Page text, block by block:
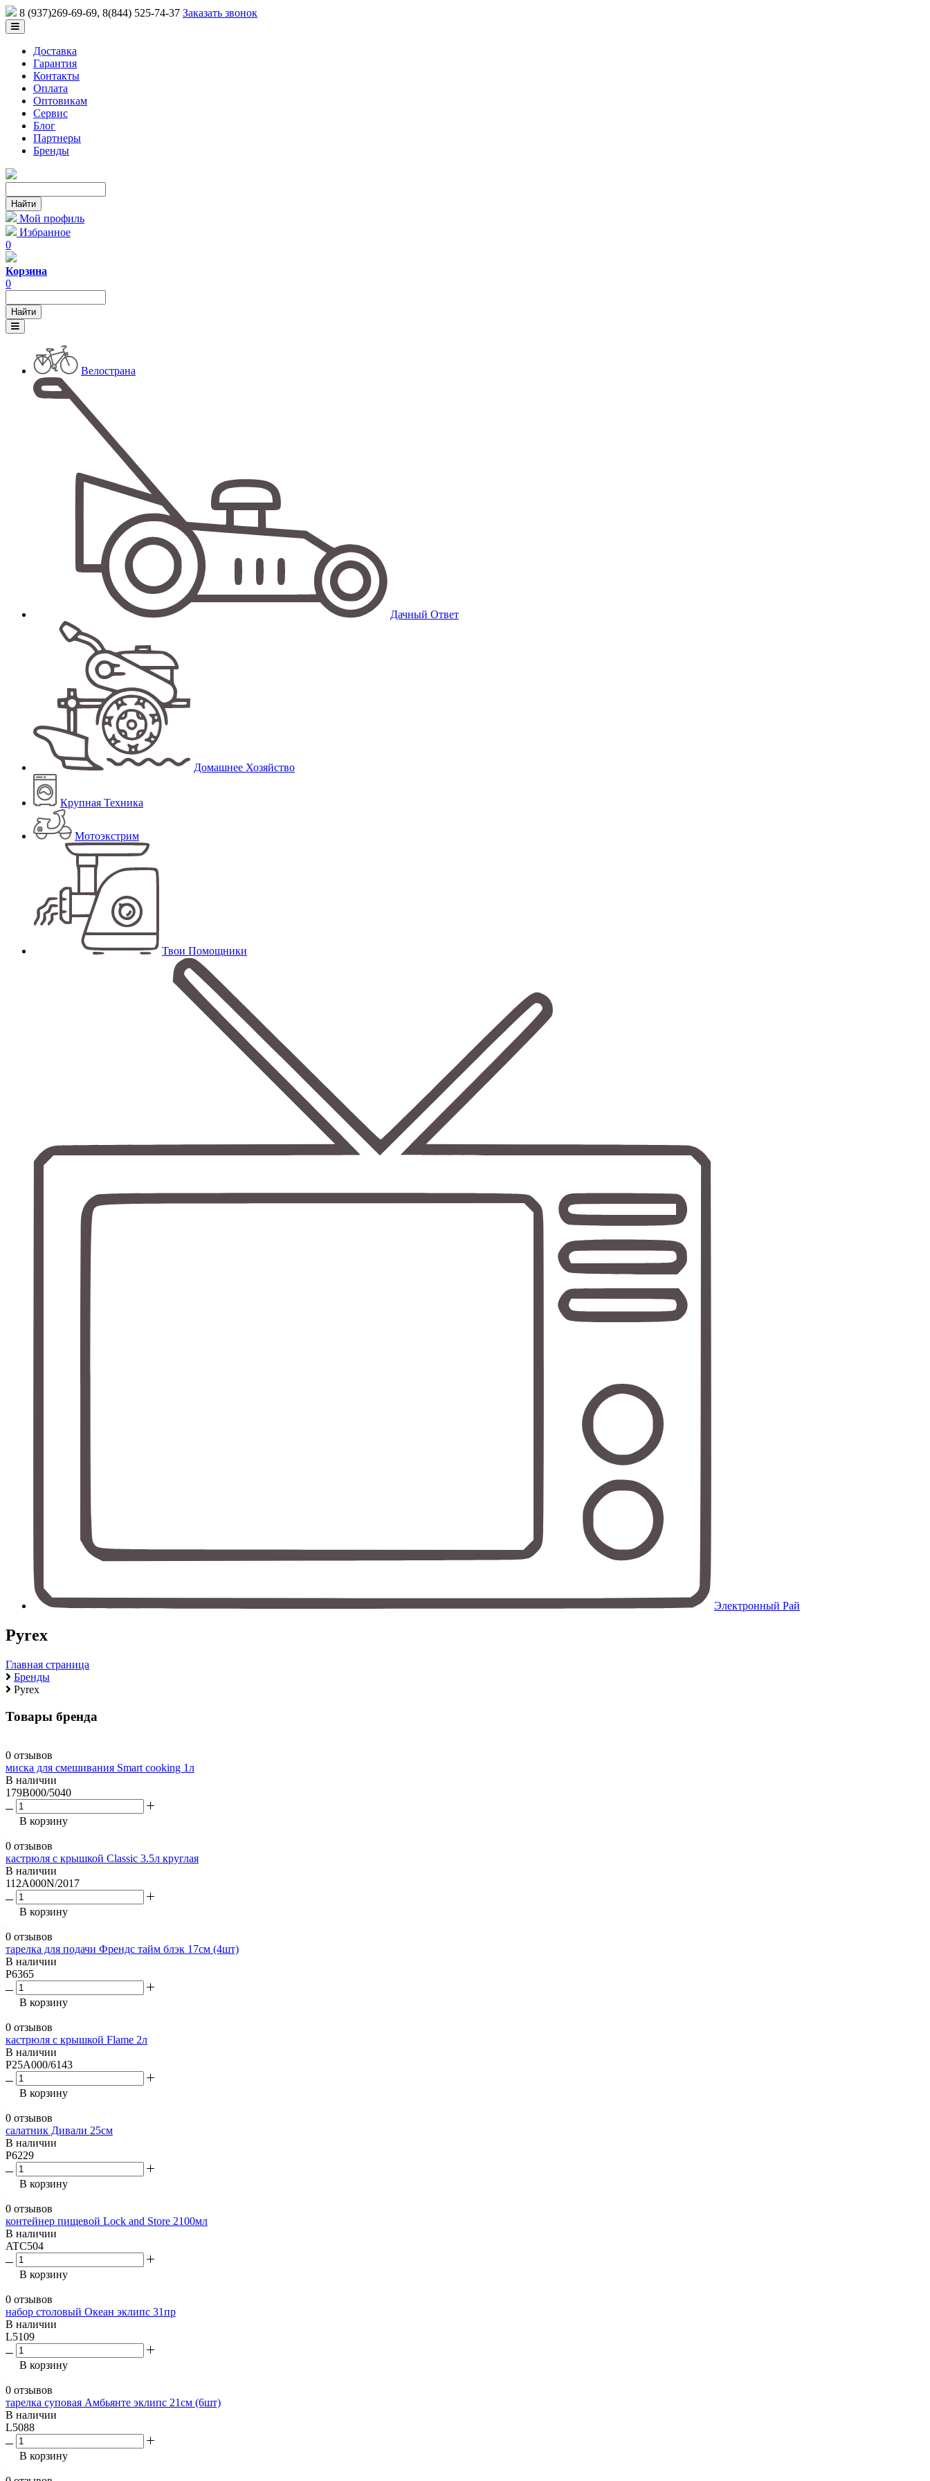
8 (937)269-69-69, 8(844) 525-74-37 Заказать звонок
Доставка
Гарантия
Контакты
Оплата
Оптовикам
Сервис
Блог
Партнеры
Бренды
Мой профиль
Избранное
0
Корзина
0
Велострана
Дачный Ответ
Домашнее Хозяйство
Крупная Техника
Мотоэкстрим
Твои Помощники
Электронный Рай
Pyrex
Главная страница
Бренды
Pyrex
Товары бренда
0 отзывов
миска для смешивания Smart cooking 1л
В наличии
179B000/5040
В корзину
0 отзывов
кастрюля с крышкой Classic 3.5л круглая
В наличии
112A000N/2017
В корзину
0 отзывов
тарелка для подачи Френдс тайм блэк 17см (4шт)
В наличии
P6365
В корзину
0 отзывов
кастрюля с крышкой Flame 2л
В наличии
P25A000/6143
В корзину
0 отзывов
салатник Дивали 25см
В наличии
P6229
В корзину
0 отзывов
контейнер пищевой Lock and Store 2100мл
В наличии
ATC504
В корзину
0 отзывов
набор столовый Океан эклипс 31пр
В наличии
L5109
В корзину
0 отзывов
тарелка суповая Амбьянте эклипс 21см (6шт)
В наличии
L5088
В корзину